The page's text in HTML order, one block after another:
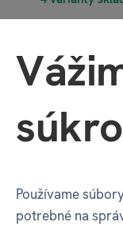
−81 %
Tričko - Skvelá
Používame
potrebné na